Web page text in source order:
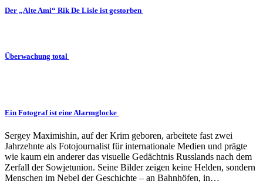
Der „Alte Ami“ Rik De Lisle ist gestorben
Überwachung total
Ein Fotograf ist eine Alarmglocke
Sergey Maximishin, auf der Krim geboren, arbeitete fast zwei
Jahrzehnte als Fotojournalist für internationale Medien und prägte
wie kaum ein anderer das visuelle Gedächtnis Russlands nach dem
Zerfall der Sowjetunion. Seine Bilder zeigen keine Helden, sondern
Menschen im Nebel der Geschichte – an Bahnhöfen, in…